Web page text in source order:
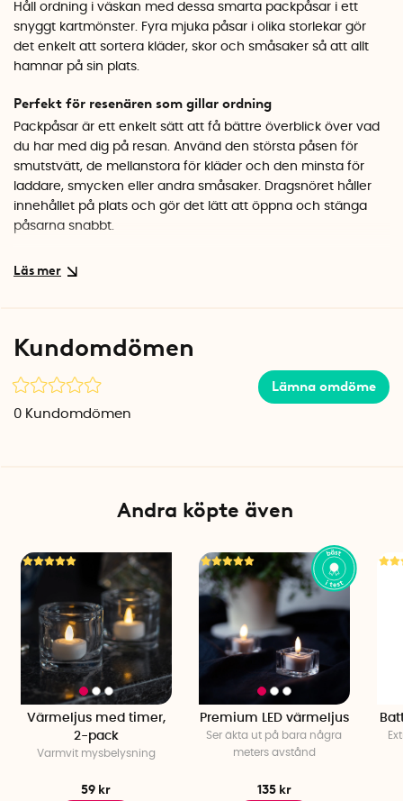
Håll ordning i väskan med dessa smarta packpåsar i ett
snyggt kartmönster. Fyra mjuka påsar i olika storlekar gör
det enkelt att sortera kläder, skor och småsaker så att allt
hamnar på sin plats.
Perfekt för resenären som gillar ordning
Packpåsar är ett enkelt sätt att få bättre överblick över vad
du har med dig på resan. Använd den största påsen för
smutstvätt, de mellanstora för kläder och den minsta för
laddare, smycken eller andra småsaker. Dragsnöret håller
innehållet på plats och gör det lätt att öppna och stänga
påsarna snabbt.
Lätt polyester som tar minimal plats
kartmönstret i blått och beige ger dessutom lite resekänsla
Antal: 4 st i olika storlekar
Kundomdömen
Lämna omdöme
0 Kundomdömen
Andra köpte även
Värmeljus med timer,
2-pack
Varmvit mysbelysning
59 kr
Premium LED värmeljus
Ser äkta ut på bara några
meters avstånd
135 kr